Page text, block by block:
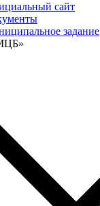
сайт
задание